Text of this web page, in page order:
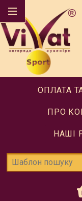
ОПЛАТА
ПРО
НАШІ